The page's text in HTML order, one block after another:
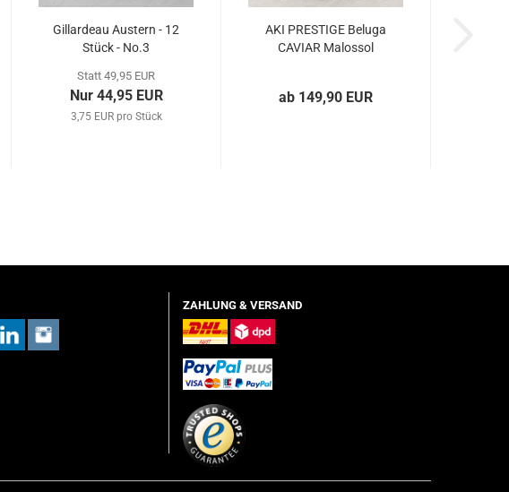
Gillardeau Austern - 12
Stück - No.3
Statt 49,95 EUR
Nur 44,95 EUR
3,75 EUR pro Stück
AKI PRESTIGE Beluga
CAVIAR Malossol
ab 149,90 EUR
ZAHLUNG & VERSAND